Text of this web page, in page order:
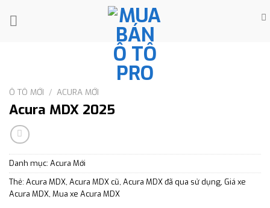
Ô TÔ MỚI / ACURA MỚI
Acura MDX 2025
Danh mục: Acura Mới
Thẻ: Acura MDX, Acura MDX cũ, Acura MDX đã qua sử dụng, Giá xe
Acura MDX, Mua xe Acura MDX